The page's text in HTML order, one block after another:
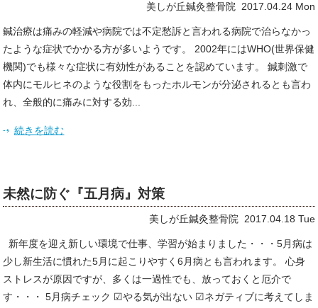
美しが丘鍼灸整骨院 2017.04.24 Mon
鍼治療は痛みの軽減や病院では不定愁訴と言われる病院で治らなかっ
たような症状でかかる方が多いようです。 2002年にはWHO(世界保健
機関)でも様々な症状に有効性があることを認めています。 鍼刺激で
体内にモルヒネのような役割をもったホルモンが分泌されるとも言わ
れ、全般的に痛みに対する効...
続きを読む
未然に防ぐ『五月病』対策
美しが丘鍼灸整骨院 2017.04.18 Tue
新年度を迎え新しい環境で仕事、学習が始まりました・・・5月病は
少し新生活に慣れた5月に起こりやすく6月病とも言われます。 心身
ストレスが原因ですが、多くは一過性でも、放っておくと厄介で
す・・・ 5月病チェック ☑やる気が出ない ☑ネガティブに考えてしま